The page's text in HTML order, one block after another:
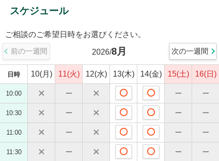
スケジュール
ご相談のご希望日時をお選びください。
前の一週間
2026/8月 次の一週間
日時
10:00
10:30
11:00
11:30
10(月) 11(火) 12(水) 13(木) 14(金) 15(土) 16(日)